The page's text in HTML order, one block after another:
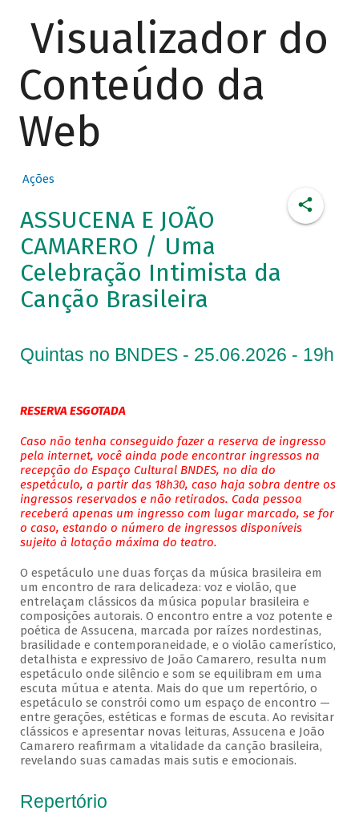
Visualizador do
Conteúdo da
Web
Ações
ASSUCENA E JOÃO
CAMARERO / Uma
Celebração Intimista da
Canção Brasileira
Quintas no BNDES - 25.06.2026 - 19h
RESERVA ESGOTADA
Caso não tenha conseguido fazer a reserva de ingresso
pela internet, você ainda pode encontrar ingressos na
recepção do Espaço Cultural BNDES, no dia do
espetáculo, a partir das 18h30, caso haja sobra dentre os
ingressos reservados e não retirados. Cada pessoa
receberá apenas um ingresso com lugar marcado, se for
o caso, estando o número de ingressos disponíveis
sujeito à lotação máxima do teatro.
O espetáculo une duas forças da música brasileira em
um encontro de rara delicadeza: voz e violão, que
entrelaçam clássicos da música popular brasileira e
composições autorais. O encontro entre a voz potente e
poética de Assucena, marcada por raízes nordestinas,
brasilidade e contemporaneidade, e o violão camerístico,
detalhista e expressivo de João Camarero, resulta num
espetáculo onde silêncio e som se equilibram em uma
escuta mútua e atenta. Mais do que um repertório, o
espetáculo se constrói como um espaço de encontro —
entre gerações, estéticas e formas de escuta. Ao revisitar
clássicos e apresentar novas leituras, Assucena e João
Camarero reafirmam a vitalidade da canção brasileira,
revelando suas camadas mais sutis e emocionais.
Repertório